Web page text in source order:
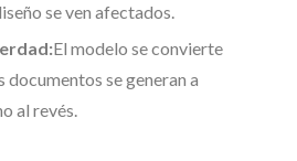
se ven afectados.
El modelo se convierte
documentos se generan a
al revés.